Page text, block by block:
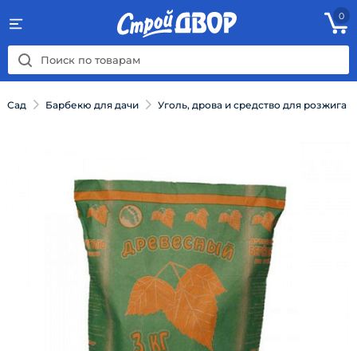
0
Сад Барбекю для дачи Уголь, дрова и средство для розжига